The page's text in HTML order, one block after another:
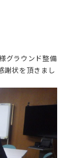
グラウンド整備
謝状を頂きまし